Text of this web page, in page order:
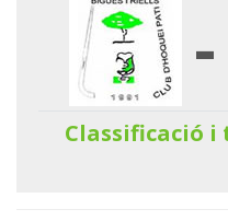
-
Classificació